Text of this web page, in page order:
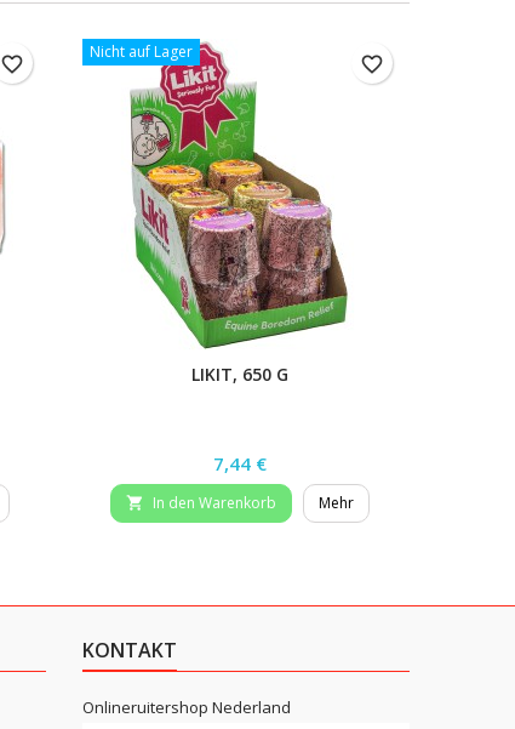
favorite_border
Nicht auf Lager
LIKIT, 650 G
Preis
7,44 €
 In den Warenkorb Mehr
favorite_border
KONTAKT
Onlineruitershop Nederland